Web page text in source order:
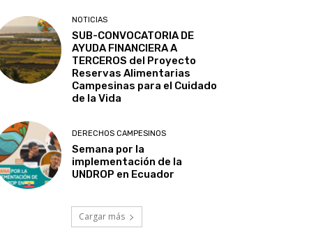
NOTICIAS
SUB-CONVOCATORIA DE
AYUDA FINANCIERA A
TERCEROS del Proyecto
Reservas Alimentarias
Campesinas para el Cuidado
de la Vida
DERECHOS CAMPESINOS
Semana por la
implementación de la
UNDROP en Ecuador
Cargar más